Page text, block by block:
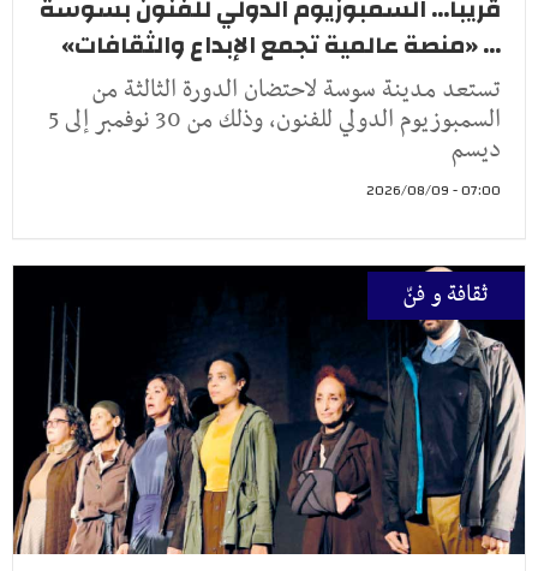
قريبا... السمبوزيوم الدولي للفنون بسوسة
... «منصة عالمية تجمع الإبداع والثقافات»
تستعد مدينة سوسة لاحتضان الدورة الثالثة من
السمبوزيوم الدولي للفنون، وذلك من 30 نوفمبر إلى 5
ديسم
07:00 - 2026/08/09
ثقافة و فنّ